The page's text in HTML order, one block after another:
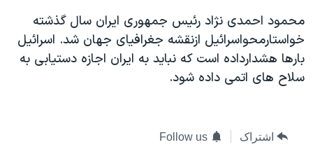
نرگس محمدی برنده جایزه نوبل صلح
همایش محافظه‌کاران آمریکا «سی‌پک»
صفحه‌های ویژه
محمود احمدی نژاد رئيس جمهوری ايران سال گذشته
خواستارمحواسرائيل ازنقشه جغرافيای جهان شد. اسرائيل
بارها هشدارداده است که نبايد به ايران اجازه دستيابی به
سلاح های اتمی داده شود.
اشتراک Follow us